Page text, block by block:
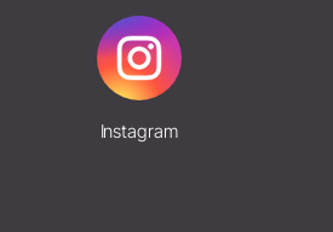
Instagram